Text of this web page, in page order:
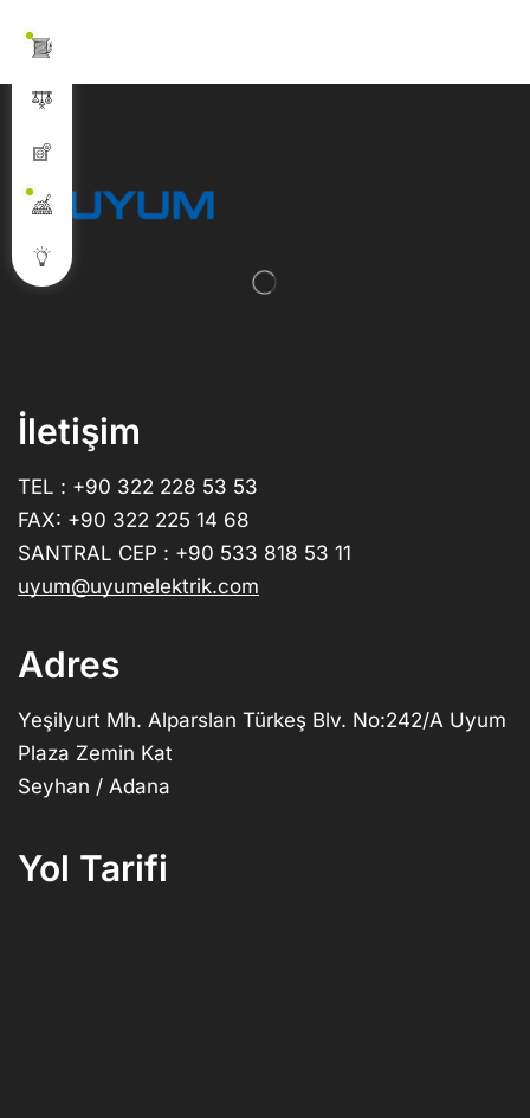
İletişim
TEL : +90 322 228 53 53
FAX: +90 322 225 14 68
SANTRAL CEP : +90 533 818 53 11
uyum@uyumelektrik.com
Adres
Yeşilyurt Mh. Alparslan Türkeş Blv. No:242/A Uyum
Plaza Zemin Kat
Seyhan / Adana
Yol Tarifi